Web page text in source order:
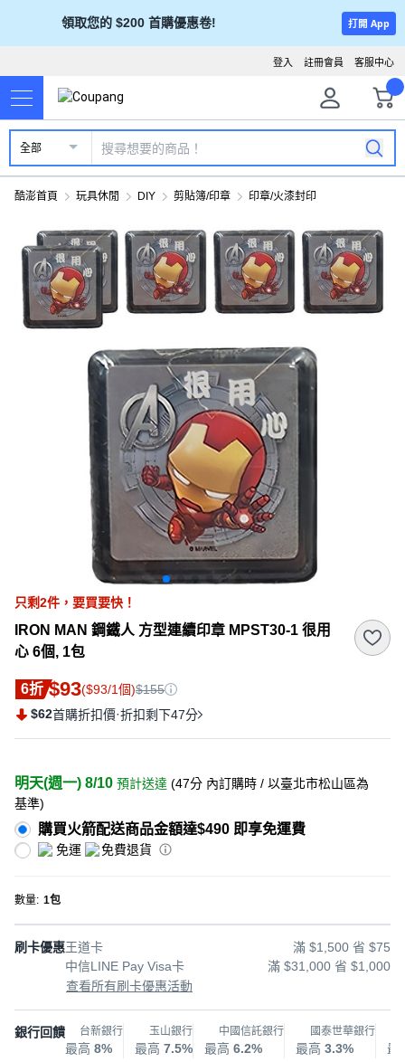
領取您的 $200 首購優惠卷! 打開 App
客服中心
註冊會員
登入
全部
酷澎首頁 玩具休閒 DIY 剪貼簿/印章 印章/火漆封印
只剩2件， 要買要快！
IRON MAN 鋼鐵人 方型連續印章 MPST30-1 很用
心 6個, 1包
6折 $93($93/1個)$155
$62首購折扣價·折扣剩下47分
明天(週一) 8/10 預計送達 (47分 內訂購時 / 以臺北市松山區為
基準)
購買火箭配送商品金額達$490 即享免運費
免運 免費退貨
數量: 1包
刷卡優惠王道卡
滿 $1,500 省 $75
中信LINE Pay Visa卡
滿 $31,000 省 $1,000
查看所有刷卡優惠活動
銀行回饋 台新銀行
最高 8%
玉山銀行
最高 7.5%
中國信託銀行
最高 6.2%
國泰世華銀行
最高 3.3% 最